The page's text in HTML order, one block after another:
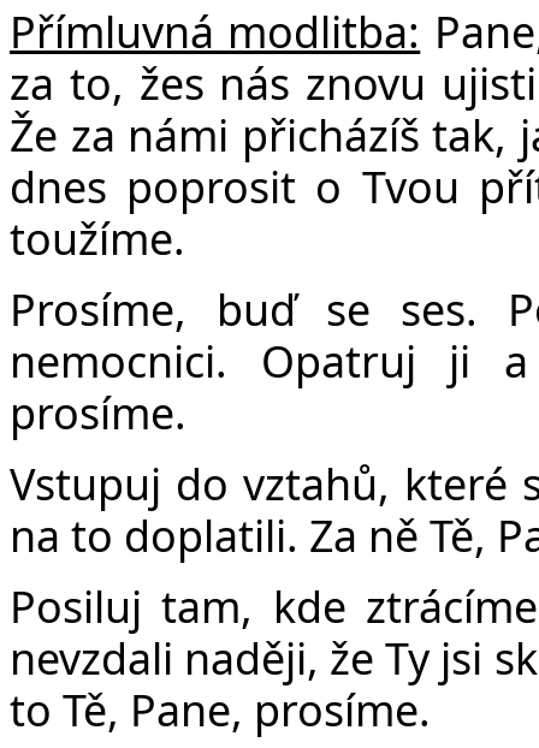
Přímluvná modlitba:
za to, žes nás znovu
Že za námi přicházíš tak,
dnes poprosit o Tvou
toužíme.
Prosíme, buď se ses.
nemocnici. Opatruj ji
prosíme.
Vstupuj do vztahů, které
na to doplatili. Za ně Tě,
Posiluj tam, kde
nevzdali naději, že Ty jsi
to Tě, Pane, prosíme.